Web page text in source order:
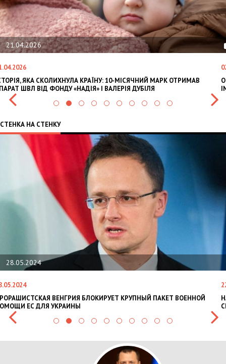
21.04.2026
ЯКА СКОЛИХНУЛА КРАЇНУ: 10-МІСЯЧНИЙ МАРК ОТРИМАВ
ШВЛ ВІД ФОНДУ «НАДІЯ» І ВАЛЕРІЯ ДУБІЛЯ
СТЕНКА НА СТЕНКУ
28.05.2024
ВЕНГРИЯ БЛОКИРУЕТ КРУПНЫЙ ПАКЕТ ВОЕННОЙ
ЕС ДЛЯ УКРАИНЫ